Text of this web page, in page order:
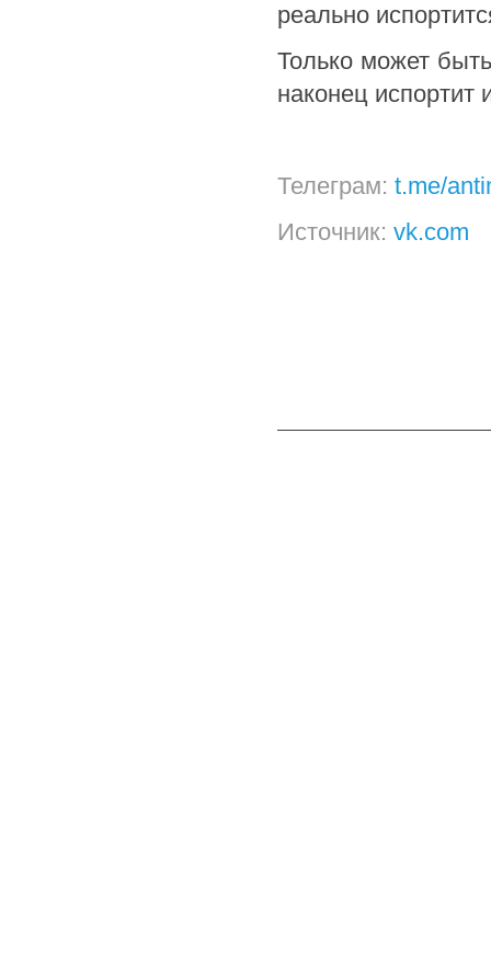
реально
Только может
наконец испортит
Телеграм: t.me/
Источник: vk.com